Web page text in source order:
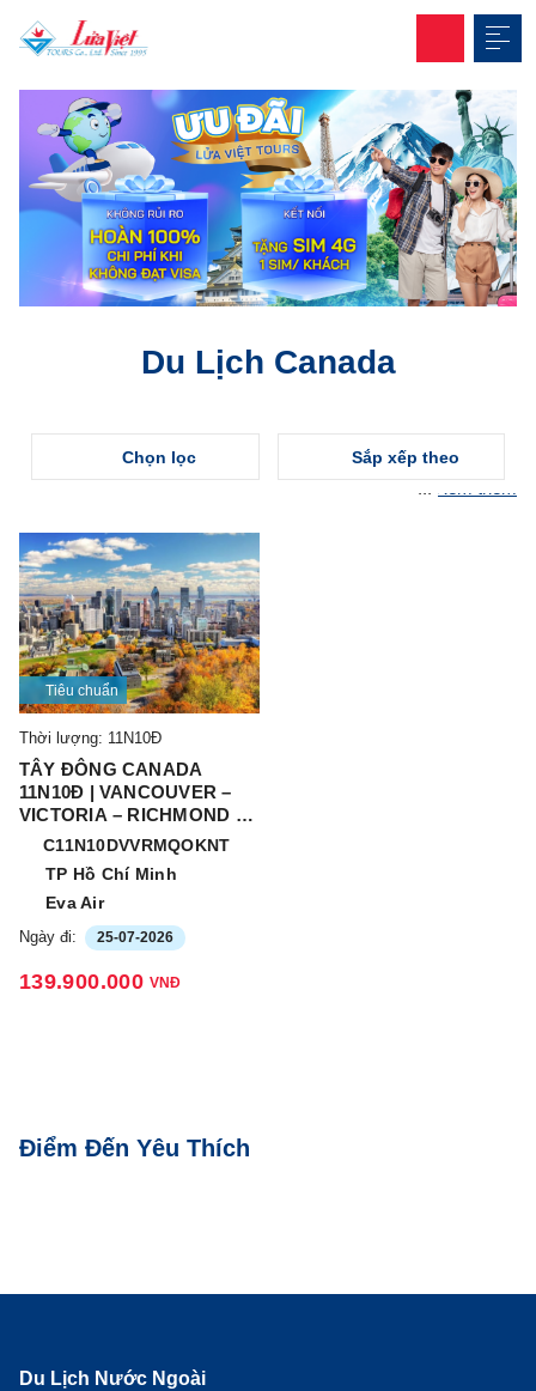
Du Lịch Canada
Chọn lọc Sắp xếp theo
Tiêu chuẩn
Thời lượng: 11N10Đ
TÂY ĐÔNG CANADA
11N10Đ | VANCOUVER –
VICTORIA – RICHMOND –
MONTREAL – QUEBEC –
OTTAWA – KINGSTON –
NIAGARA FALLS –
TORONTO
C11N10DVVRMQOKNT
TP Hồ Chí Minh
Eva Air
Ngày đi: 25-07-2026
139.900.000 VNĐ
Điểm Đến Yêu Thích
Du Lịch Nước Ngoài